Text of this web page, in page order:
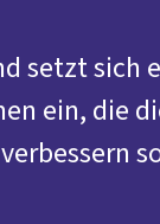
setzt sich
ein, die